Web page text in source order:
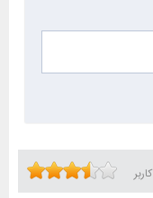
کاربر